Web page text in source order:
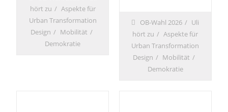
hört zu
Aspekte für
Urban Transformation
Design
Mobilität
Demokratie
OB-Wahl 2026
Uli
hört zu
Aspekte für
Urban Transformation
Design
Mobilität
Demokratie